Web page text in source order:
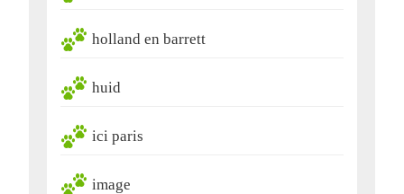
holland en barrett
huid
ici paris
image